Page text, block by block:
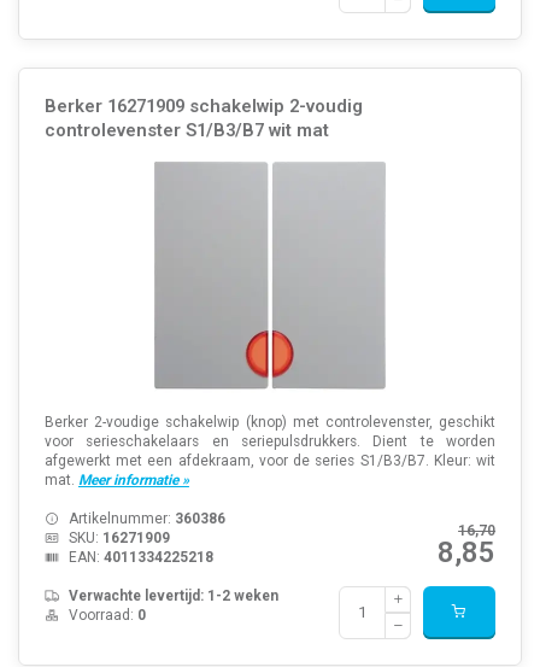
Berker 16271909 schakelwip 2-voudig
controlevenster S1/B3/B7 wit mat
Berker 2-voudige schakelwip (knop) met controlevenster, geschikt
voor serieschakelaars en seriepulsdrukkers. Dient te worden
afgewerkt met een afdekraam, voor de series S1/B3/B7. Kleur: wit
mat. Meer informatie »
16,70
8,85
Artikelnummer: 360386
SKU: 16271909
EAN: 4011334225218
Verwachte levertijd: 1-2 weken
Voorraad: 0